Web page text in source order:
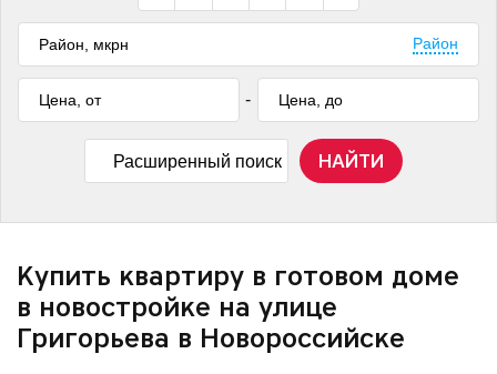
Район
-
Расширенный поиск НАЙТИ
Купить квартиру в готовом доме
в новостройке на улице
Григорьева в Новороссийске